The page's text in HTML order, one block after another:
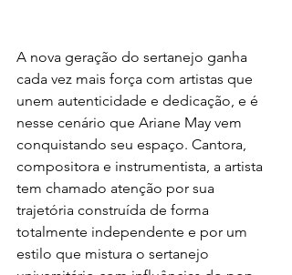
A nova geração do sertanejo ganha
cada vez mais força com artistas que
unem autenticidade e dedicação, e é
nesse cenário que Ariane May vem
conquistando seu espaço. Cantora,
compositora e instrumentista, a artista
tem chamado atenção por sua
trajetória construída de forma
totalmente independente e por um
estilo que mistura o sertanejo